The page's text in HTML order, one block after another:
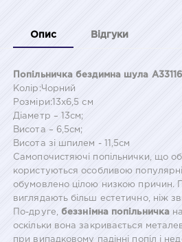
Опис Відгуки
Попільничка бездимна шула
Колір:Чорний
Розміри:13x6,5 см
Діаметр – 13см;
Висота – 6,5см;
Висота зі шпилем - 11,5см
Самопочистяючі попільнички, що
користуються особливою
обумовлено цілою низкою причин.
виглядають більш естетично, ніж
По-друге, беззнімна попільничка
оскільки вона закривається
при випадковому падінні попіл і